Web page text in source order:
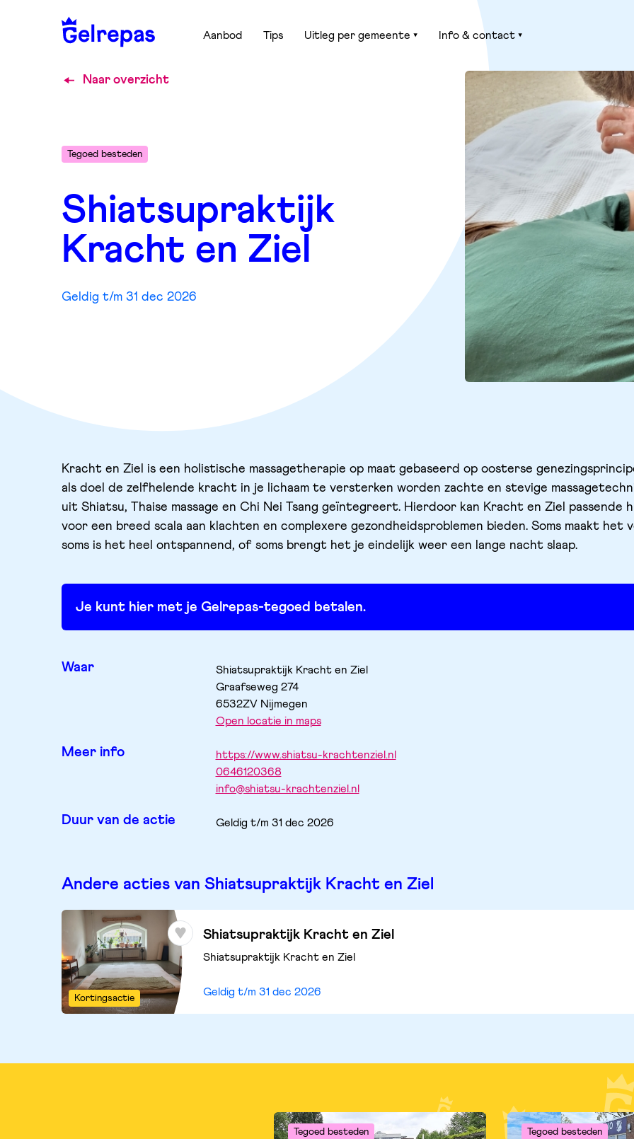
Aanbod Tips Uitleg per gemeente Info & contact
Naar overzicht
Tegoed besteden
Shiatsupraktijk
Kracht en Ziel
Geldig t/m 31 dec 2026
Kracht en Ziel is een holistische massagetherapie op maat gebaseerd op oosterse
als doel de zelfhelende kracht in je lichaam te versterken worden zachte en stevige
uit Shiatsu, Thaise massage en Chi Nei Tsang geïntegreert. Hierdoor kan Kracht en Ziel passende
voor een breed scala aan klachten en complexere gezondheidsproblemen bieden. Soms maakt het
soms is het heel ontspannend, of soms brengt het je eindelijk weer een lange nacht slaap.
Je kunt hier met je Gelrepas-tegoed betalen.
Waar
Shiatsupraktijk Kracht en Ziel
Graafseweg 274
6532ZV Nijmegen
Open locatie in maps
Meer info
https://www.shiatsu-krachtenziel.nl
0646120368
info@shiatsu-krachtenziel.nl
Duur van de actie Geldig t/m 31 dec 2026
Andere acties van Shiatsupraktijk Kracht en Ziel
Kortingsactie
Shiatsupraktijk Kracht en Ziel
Shiatsupraktijk Kracht en Ziel
Geldig t/m 31 dec 2026
Tegoed besteden Tegoed besteden